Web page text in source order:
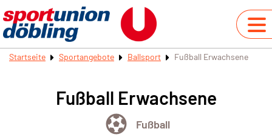
Startseite Sportangebote Ballsport Fußball Erwachsene
Fußball Erwachsene
Fußball